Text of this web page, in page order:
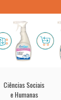
Ciências Sociais
e Humanas